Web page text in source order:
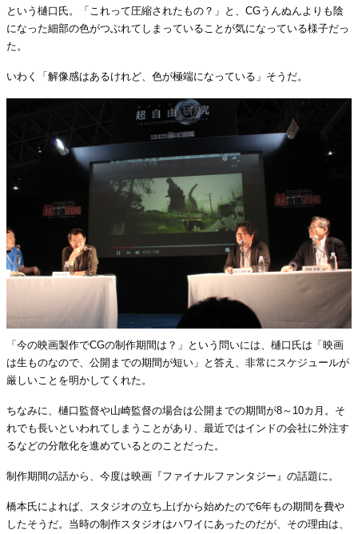
という樋口氏。「これって圧縮されたもの？」と、CGうんぬんよりも陰
になった細部の色がつぶれてしまっていることが気になっている様子だっ
た。
いわく「解像感はあるけれど、色が極端になっている」そうだ。
「今の映画製作でCGの制作期間は？」という問いには、樋口氏は「映画
は生ものなので、公開までの期間が短い」と答え、非常にスケジュールが
厳しいことを明かしてくれた。
ちなみに、樋口監督や山崎監督の場合は公開までの期間が8～10カ月。そ
れでも長いといわれてしまうことがあり、最近ではインドの会社に外注す
るなどの分散化を進めているとのことだった。
制作期間の話から、今度は映画『ファイナルファンタジー』の話題に。
橋本氏によれば、スタジオの立ち上げから始めたので6年もの期間を費や
したそうだ。当時の制作スタジオはハワイにあったのだが、その理由は、